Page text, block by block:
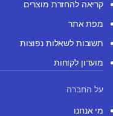
קריאה להחזרת מוצרים
מפת אתר
תשובות לשאלות נפוצות
מועדון לקוחות
על החברה
מי אנחנו